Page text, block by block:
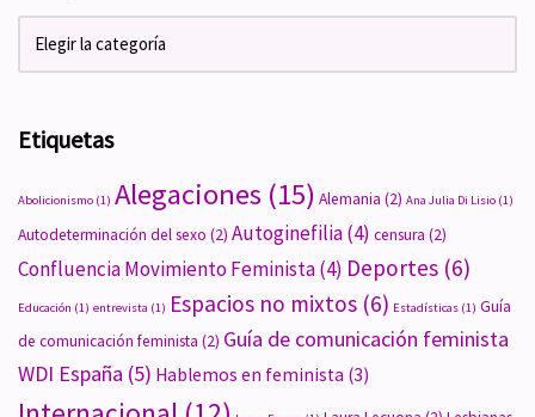
Etiquetas
Abolicionismo (1) Alegaciones (15) Alemania (2) Ana Julia Di Lisio (1)
Autodeterminación del sexo (2) Autoginefilia(4) censura (2)
Confluencia Movimiento Feminista(4) Deportes (6)
Educación (1) entrevista (1) Espacios no mixtos (6) Estadísticas (1) Guía
de comunicación feminista (2) Guía de comunicación feminista
WDI España (5) Hablemos en feminista (3)